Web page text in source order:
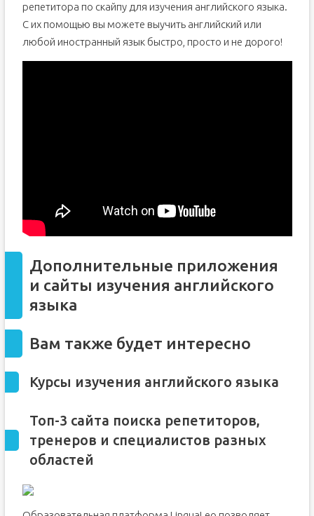
репетитора по скайпу для изучения английского языка.
С их помощью вы можете выучить английский или
любой иностранный язык быстро, просто и не дорого!
Дополнительные приложения
и сайты изучения английского
языка
Вам также будет интересно
Курсы изучения английского языка
Топ-3 сайта поиска репетиторов,
тренеров и специалистов разных
областей